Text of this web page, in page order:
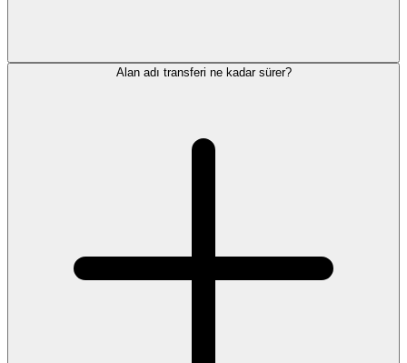
Alan adı transferi ne kadar sürer?